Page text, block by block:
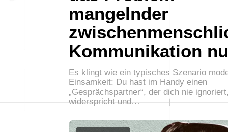
mangelnder
Kommunikation
Es klingt wie ein typisches Szenario
Einsamkeit: Du hast im Handy einen
„Gesprächspartner“, der dich nie
widerspricht und…